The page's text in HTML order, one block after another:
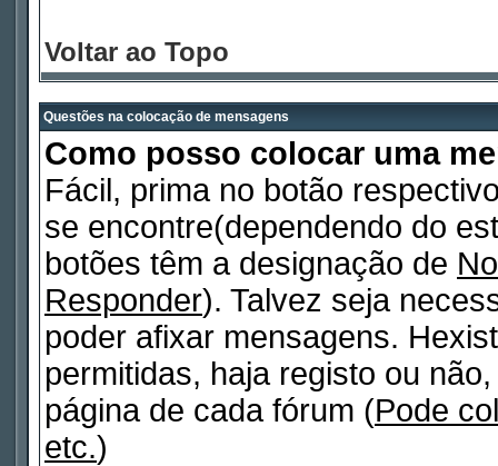
Voltar ao Topo
Questões na colocação de mensagens
Como posso colocar uma
Fácil, prima no botão
se encontre(dependendo do
botões têm a designação de
Responder). Talvez seja
poder afixar mensagens.
permitidas, haja registo ou
página de cada fórum (Pode
etc.)